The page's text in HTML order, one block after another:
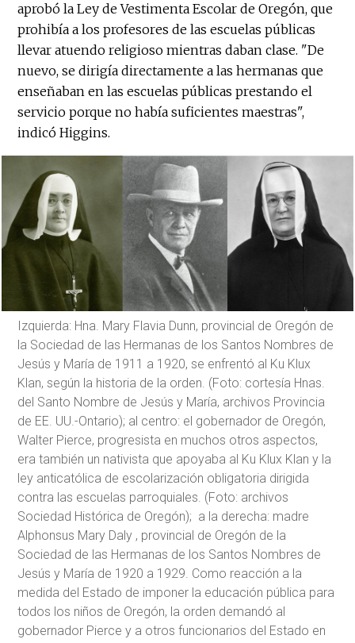
aprobó la Ley de Vestimenta Escolar de Oregón, que
prohibía a los profesores de las escuelas públicas
llevar atuendo religioso mientras daban clase. "De
nuevo, se dirigía directamente a las hermanas que
enseñaban en las escuelas públicas prestando el
servicio porque no había suficientes maestras",
indicó Higgins.
Izquierda: Hna. Mary Flavia Dunn, provincial de Oregón de
la Sociedad de las Hermanas de los Santos Nombres de
Jesús y María de 1911 a 1920, se enfrentó al Ku Klux
Klan, según la historia de la orden. (Foto: cortesía Hnas.
del Santo Nombre de Jesús y María, archivos Provincia
de EE. UU.-Ontario); al centro: el gobernador de Oregón,
Walter Pierce, progresista en muchos otros aspectos,
era también un nativista que apoyaba al Ku Klux Klan y la
ley anticatólica de escolarización obligatoria dirigida
contra las escuelas parroquiales. (Foto: archivos
Sociedad Histórica de Oregón); a la derecha: madre
Alphonsus Mary Daly , provincial de Oregón de la
Sociedad de las Hermanas de los Santos Nombres de
Jesús y María de 1920 a 1929. Como reacción a la
medida del Estado de imponer la educación pública para
todos los niños de Oregón, la orden demandó al
gobernador Pierce y a otros funcionarios del Estado en